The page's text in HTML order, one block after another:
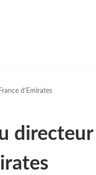
d'Emirates
directeur